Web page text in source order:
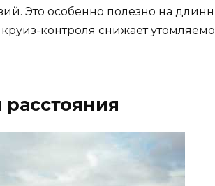
Это особенно полезно на
контроля снижает